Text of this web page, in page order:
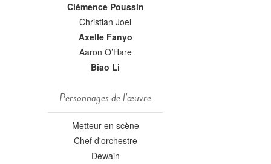
Clémence Poussin
Christian Joel
Axelle Fanyo
Aaron O’Hare
Biao Li
Personnages de l'œuvre
Metteur en scène
Chef d'orchestre
Dewain